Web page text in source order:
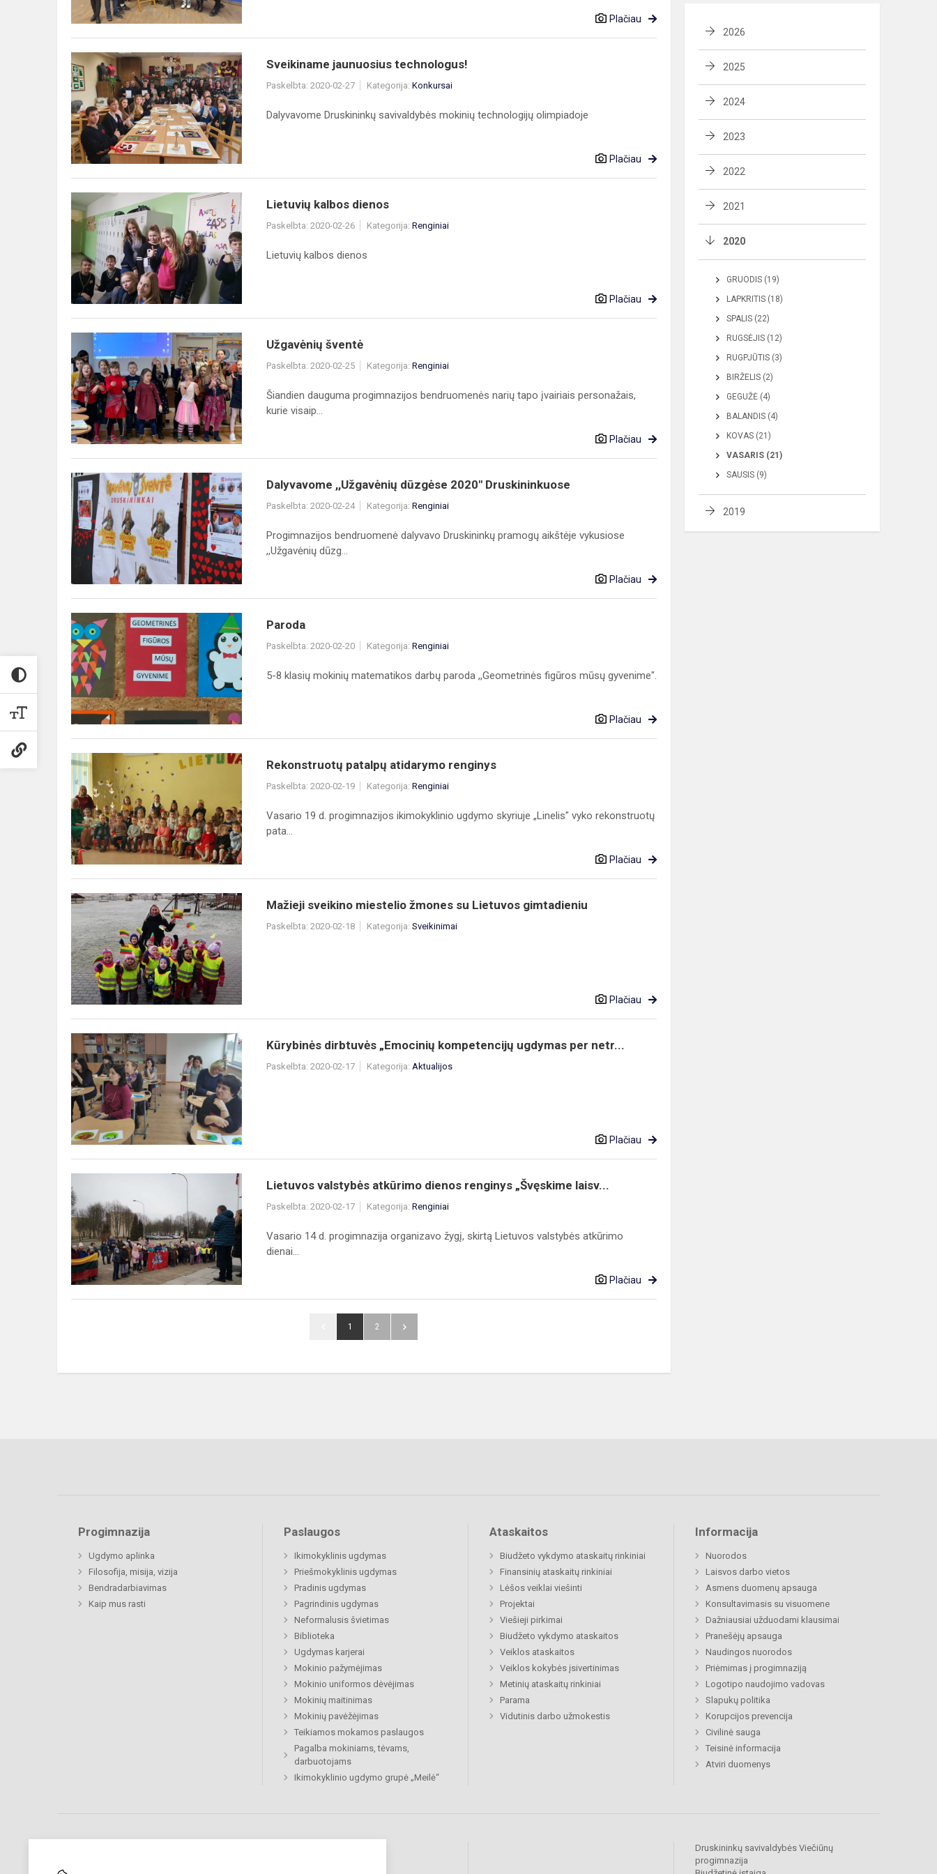
dalyvius
Plačiau
Sveikiname
jaunuosius
technologus!
Sveikiname jaunuosius technologus!
Paskelbta: 2020-02-27 Kategorija: Konkursai
Dalyvavome Druskininkų savivaldybės mokinių technologijų olimpiadoje
Plačiau
Lietuvių
kalbos
dienos
Lietuvių kalbos dienos
Paskelbta: 2020-02-26 Kategorija: Renginiai
Lietuvių kalbos dienos
Plačiau
Užgavėnių
šventė
Užgavėnių šventė
Paskelbta: 2020-02-25 Kategorija: Renginiai
Šiandien dauguma progimnazijos bendruomenės narių tapo įvairiais personažais,
kurie visaip...
Plačiau
Dalyvavome
,,Užgavėnių
dūzgėse
2020"
Druskininkuose
Dalyvavome ,,Užgavėnių dūzgėse 2020" Druskininkuose
Paskelbta: 2020-02-24 Kategorija: Renginiai
Progimnazijos bendruomenė dalyvavo Druskininkų pramogų aikštėje vykusiose
,,Užgavėnių dūzg...
Plačiau
Paroda Paroda
Paskelbta: 2020-02-20 Kategorija: Renginiai
5-8 klasių mokinių matematikos darbų paroda ,,Geometrinės figūros mūsų gyvenime".
Plačiau
Rekonstruotų
patalpų
atidarymo
renginys
Rekonstruotų patalpų atidarymo renginys
Paskelbta: 2020-02-19 Kategorija: Renginiai
Vasario 19 d. progimnazijos ikimokyklinio ugdymo skyriuje „Linelis" vyko rekonstruotų
pata...
Plačiau
Mažieji
sveikino
miestelio
žmones
su
Lietuvos
gimtadieniu
Mažieji sveikino miestelio žmones su Lietuvos gimtadieniu
Paskelbta: 2020-02-18 Kategorija: Sveikinimai
Plačiau
Kūrybinės
dirbtuvės
„Emocinių
kompetencijų
ugdymas
per
netr...
Kūrybinės dirbtuvės „Emocinių kompetencijų ugdymas per netr...
Paskelbta: 2020-02-17 Kategorija: Aktualijos
Plačiau
valstybės
atkūrimo
dienos
renginys
„Švęskime
laisv...
Lietuvos valstybės atkūrimo dienos renginys „Švęskime laisv...
Paskelbta: 2020-02-17 Kategorija: Renginiai
Vasario 14 d. progimnazija organizavo žygį, skirtą Lietuvos valstybės atkūrimo
dienai...
Plačiau
1 2
2026
2025
2024
2023
2022
2021
2020
GRUODIS (19)
LAPKRITIS (18)
SPALIS (22)
RUGSĖJIS (12)
RUGPJŪTIS (3)
BIRŽELIS (2)
GEGUŽĖ (4)
BALANDIS (4)
KOVAS (21)
VASARIS (21)
SAUSIS (9)
2019
Progimnazija
Ugdymo aplinka
Filosofija, misija, vizija
Bendradarbiavimas
Kaip mus rasti
Paslaugos
Ikimokyklinis ugdymas
Priešmokyklinis ugdymas
Pradinis ugdymas
Pagrindinis ugdymas
Neformalusis švietimas
Biblioteka
Ugdymas karjerai
Mokinio pažymėjimas
Mokinio uniformos dėvėjimas
Mokinių maitinimas
Mokinių pavėžėjimas
Teikiamos mokamos paslaugos
Pagalba mokiniams, tėvams,
darbuotojams
Ikimokyklinio ugdymo grupė „Meilė“
Ataskaitos
Biudžeto vykdymo ataskaitų rinkiniai
Finansinių ataskaitų rinkiniai
Lėšos veiklai viešinti
Projektai
Viešieji pirkimai
Biudžeto vykdymo ataskaitos
Veiklos ataskaitos
Veiklos kokybės įsivertinimas
Metinių ataskaitų rinkiniai
Parama
Vidutinis darbo užmokestis
Informacija
Nuorodos
Laisvos darbo vietos
Asmens duomenų apsauga
Konsultavimasis su visuomene
Dažniausiai užduodami klausimai
Pranešėjų apsauga
Naudingos nuorodos
Priėmimas į progimnaziją
Logotipo naudojimo vadovas
Slapukų politika
Korupcijos prevencija
Civilinė sauga
Teisinė informacija
Atviri duomenys
Druskininkų savivaldybės Viečiūnų
progimnazija